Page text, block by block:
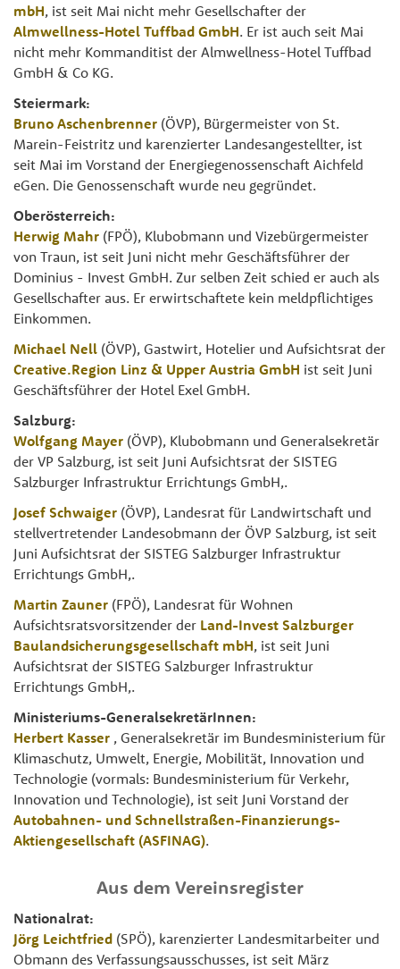
mbH, ist seit Mai nicht mehr Gesellschafter der
Almwellness-Hotel Tuffbad GmbH. Er ist auch seit Mai
nicht mehr Kommanditist der Almwellness-Hotel Tuffbad
GmbH & Co KG.
Steiermark:
Bruno Aschenbrenner (ÖVP), Bürgermeister von St.
Marein-Feistritz und karenzierter Landesangestellter, ist
seit Mai im Vorstand der Energiegenossenschaft Aichfeld
eGen. Die Genossenschaft wurde neu gegründet.
Oberösterreich:
Herwig Mahr (FPÖ), Klubobmann und Vizebürgermeister
von Traun, ist seit Juni nicht mehr Geschäftsführer der
Dominius - Invest GmbH. Zur selben Zeit schied er auch als
Gesellschafter aus. Er erwirtschaftete kein meldpflichtiges
Einkommen.
Michael Nell (ÖVP), Gastwirt, Hotelier und Aufsichtsrat der
Creative.Region Linz & Upper Austria GmbH ist seit Juni
Geschäftsführer der Hotel Exel GmbH.
Salzburg:
Wolfgang Mayer (ÖVP), Klubobmann und Generalsekretär
der VP Salzburg, ist seit Juni Aufsichtsrat der SISTEG
Salzburger Infrastruktur Errichtungs GmbH,.
Josef Schwaiger (ÖVP), Landesrat für Landwirtschaft und
stellvertretender Landesobmann der ÖVP Salzburg, ist seit
Juni Aufsichtsrat der SISTEG Salzburger Infrastruktur
Errichtungs GmbH,.
Martin Zauner (FPÖ), Landesrat für Wohnen
Aufsichtsratsvorsitzender der Land-Invest Salzburger
Baulandsicherungsgesellschaft mbH, ist seit Juni
Aufsichtsrat der SISTEG Salzburger Infrastruktur
Errichtungs GmbH,.
Ministeriums-GeneralsekretärInnen:
Herbert Kasser , Generalsekretär im Bundesministerium für
Klimaschutz, Umwelt, Energie, Mobilität, Innovation und
Technologie (vormals: Bundesministerium für Verkehr,
Innovation und Technologie), ist seit Juni Vorstand der
Autobahnen- und Schnellstraßen-Finanzierungs-
Aktiengesellschaft (ASFINAG).
Aus dem Vereinsregister
Nationalrat:
Jörg Leichtfried (SPÖ), karenzierter Landesmitarbeiter und
Obmann des Verfassungsausschusses, ist seit März